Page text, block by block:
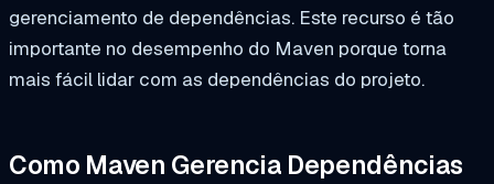
gerenciamento de dependências. Este recurso é tão
importante no desempenho do Maven porque torna
mais fácil lidar com as dependências do projeto.
Como Maven Gerencia Dependências